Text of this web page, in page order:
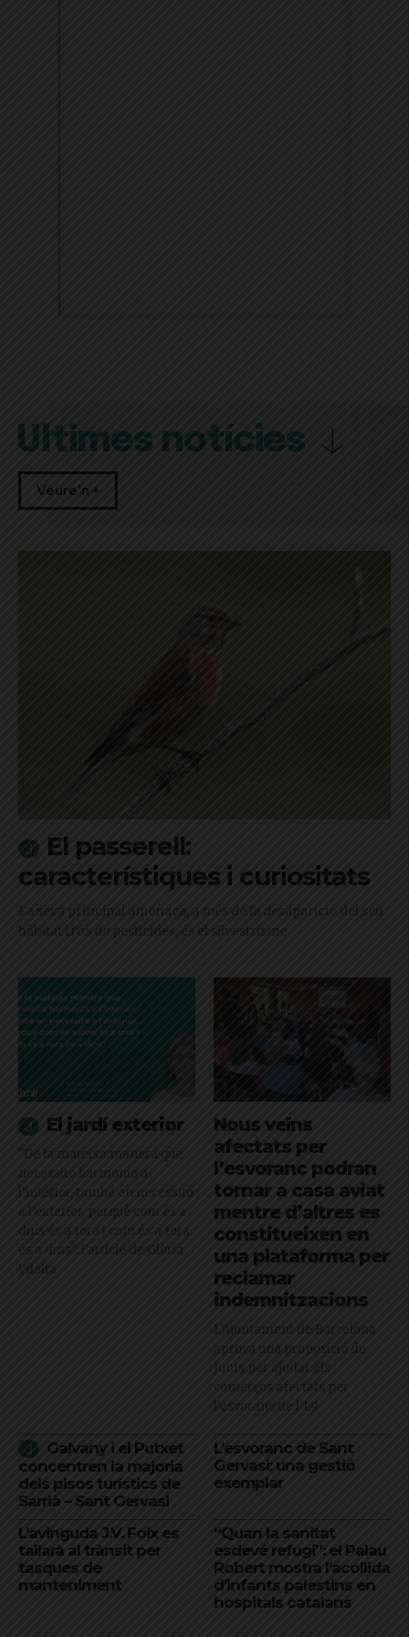
Últimes notícies
Veure'n +
El passerell:
característiques i curiositats
La seva principal amenaça, a més de la desaparició del seu
hàbitat i l'ús de pesticides, és el silvestrisme
El jardí exterior
"De la mateixa manera que
necessito harmonia a
l’interior, també en necessito
a l’exterior, perquè com és a
dins és a fora i com és a fora
és a dins": l'article de Glòria
Vilalta
Nous veïns
afectats per
l’esvoranc podran
tornar a casa aviat
mentre d’altres es
constitueixen en
una plataforma per
reclamar
indemnitzacions
L’Ajuntament de Barcelona
aprova una proposició de
Junts per ajudar els
comerços afectats per
l'esvoranc de l'L9
Galvany i el Putxet
concentren la majoria
dels pisos turístics de
Sarrià – Sant Gervasi
L’esvoranc de Sant
Gervasi: una gestió
exemplar
L’avinguda J.V. Foix es
tallarà al trànsit per
tasques de
manteniment
“Quan la sanitat
esdevé refugi”: el Palau
Robert mostra l’acollida
d’infants palestins en
hospitals catalans